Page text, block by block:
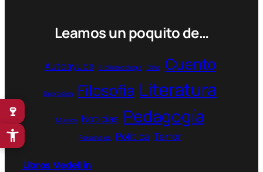
Leamos un poquito de…
Autoayuda Bibliotecología Cine Cuento
Depresión Filosofía Literatura
Música Noticias Pedagogía
Personajes Política Terror
Libros Medellín
🍷